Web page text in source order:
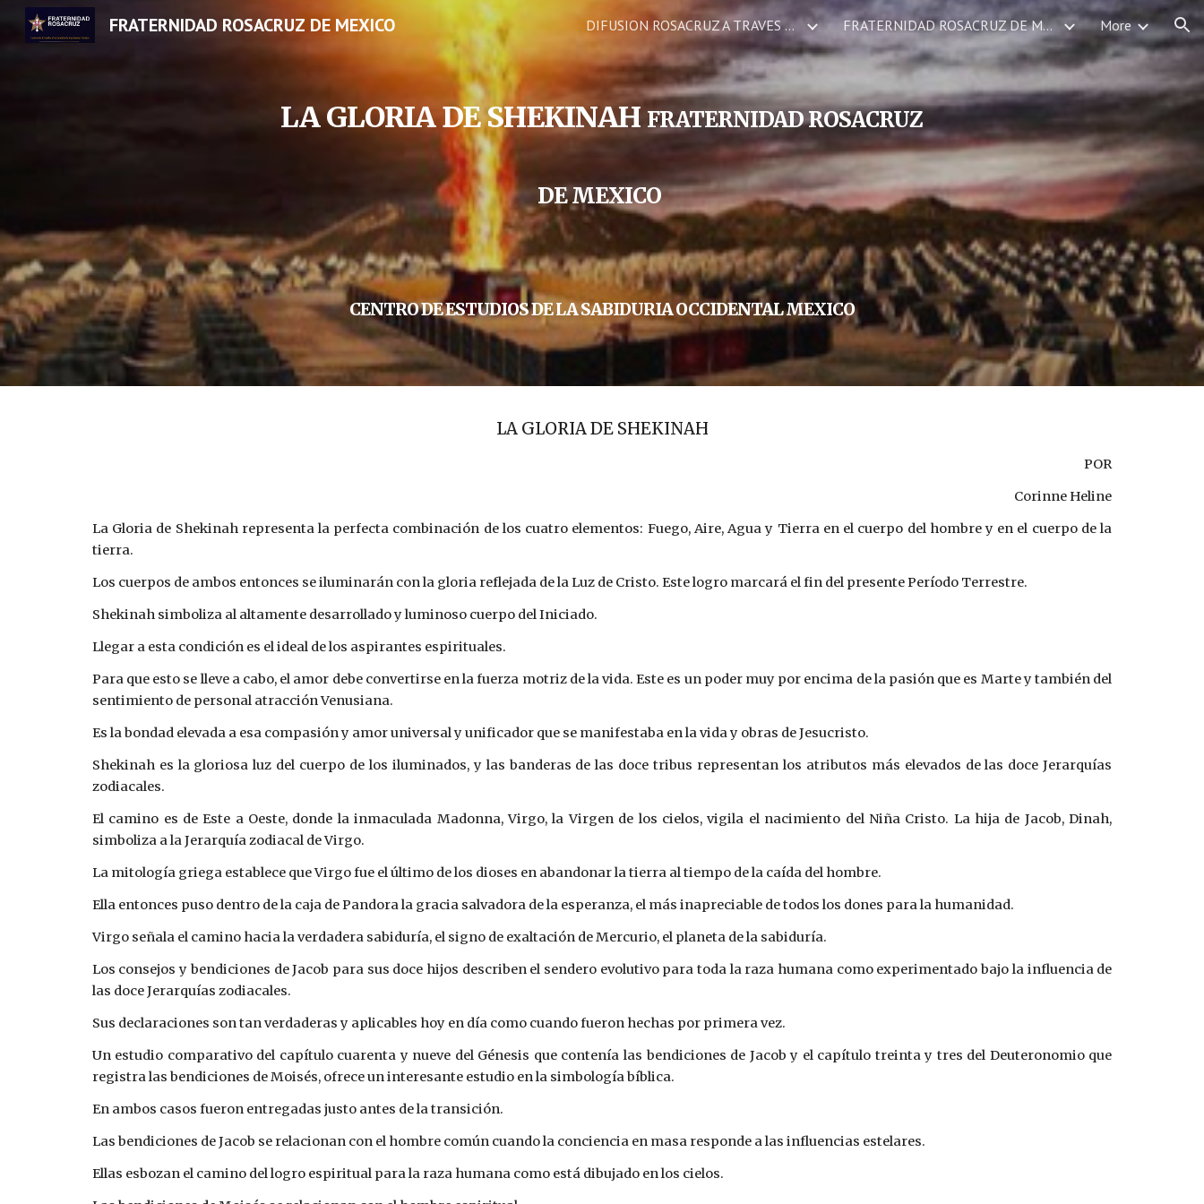
Skip to main content Skip to navigation
FRATERNIDAD ROSACRUZ DE MEXICO DIFUSION ROSACRUZ A TRAVES DE LA FRATERNIDAD ROSACRUZ DE MEXICO FRATERNIDAD ROSACRUZ DE MEXICO SERVICIOS DEVOCIONALES CALENDARIO DE EVENTOS More
LA GLORIA DE SHEKINAH FRATERNIDAD ROSACRUZ
DE MEXICO
CENTRO DE ESTUDIOS DE LA SABIDURIA OCCIDENTAL MEXICO
LA GLORIA DE SHEKINAH
POR
Corinne Heline
La Gloria de Shekinah representa la perfecta combinación de los cuatro elementos: Fuego, Aire, Agua y Tierra en el cuerpo del hombre y en el cuerpo de la
tierra.
Los cuerpos de ambos entonces se iluminarán con la gloria reflejada de la Luz de Cristo. Este logro marcará el fin del presente Período Terrestre.
Shekinah simboliza al altamente desarrollado y luminoso cuerpo del Iniciado.
Llegar a esta condición es el ideal de los aspirantes espirituales.
Para que esto se lleve a cabo, el amor debe convertirse en la fuerza motriz de la vida. Este es un poder muy por encima de la pasión que es Marte y también del
sentimiento de personal atracción Venusiana.
Es la bondad elevada a esa compasión y amor universal y unificador que se manifestaba en la vida y obras de Jesucristo.
Shekinah es la gloriosa luz del cuerpo de los iluminados, y las banderas de las doce tribus representan los atributos más elevados de las doce Jerarquías
zodiacales.
El camino es de Este a Oeste, donde la inmaculada Madonna, Virgo, la Virgen de los cielos, vigila el nacimiento del Niña Cristo. La hija de Jacob, Dinah,
simboliza a la Jerarquía zodiacal de Virgo.
La mitología griega establece que Virgo fue el último de los dioses en abandonar la tierra al tiempo de la caída del hombre.
Ella entonces puso dentro de la caja de Pandora la gracia salvadora de la esperanza, el más inapreciable de todos los dones para la humanidad.
Virgo señala el camino hacia la verdadera sabiduría, el signo de exaltación de Mercurio, el planeta de la sabiduría.
Los consejos y bendiciones de Jacob para sus doce hijos describen el sendero evolutivo para toda la raza humana como experimentado bajo la influencia de
las doce Jerarquías zodiacales.
Sus declaraciones son tan verdaderas y aplicables hoy en día como cuando fueron hechas por primera vez.
Un estudio comparativo del capítulo cuarenta y nueve del Génesis que contenía las bendiciones de Jacob y el capítulo treinta y tres del Deuteronomio que
registra las bendiciones de Moisés, ofrece un interesante estudio en la simbología bíblica.
En ambos casos fueron entregadas justo antes de la transición.
Las bendiciones de Jacob se relacionan con el hombre común cuando la conciencia en masa responde a las influencias estelares.
Ellas esbozan el camino del logro espiritual para la raza humana como está dibujado en los cielos.